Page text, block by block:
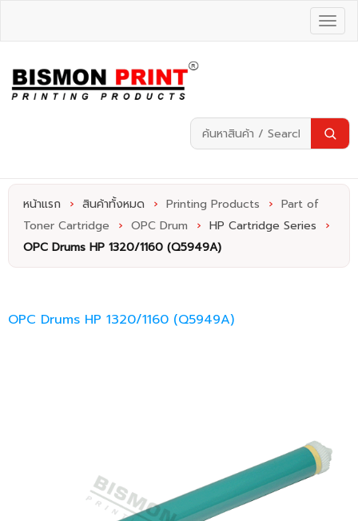
หน้าแรก › สินค้าทั้งหมด › Printing Products › Part of
Toner Cartridge
› OPC Drum › HP Cartridge Series
›
OPC Drums HP 1320/1160 (Q5949A)
OPC Drums HP 1320/1160 (Q5949A)